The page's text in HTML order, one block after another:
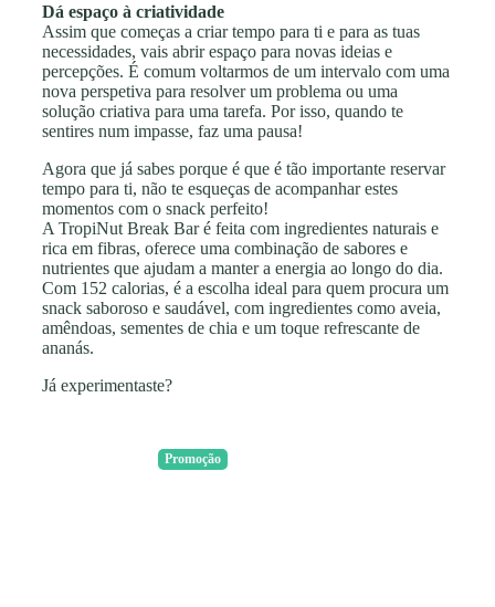
Dá espaço à criatividade
Assim que começas a criar tempo para ti e para as tuas
necessidades, vais abrir espaço para novas ideias e
percepções. É comum voltarmos de um intervalo com uma
nova perspetiva para resolver um problema ou uma
solução criativa para uma tarefa. Por isso, quando te
sentires num impasse, faz uma pausa!
Agora que já sabes porque é que é tão importante reservar
tempo para ti, não te esqueças de acompanhar estes
momentos com o snack perfeito!
A TropiNut Break Bar é feita com ingredientes naturais e
rica em fibras, oferece uma combinação de sabores e
nutrientes que ajudam a manter a energia ao longo do dia.
Com 152 calorias, é a escolha ideal para quem procura um
snack saboroso e saudável, com ingredientes como aveia,
amêndoas, sementes de chia e um toque refrescante de
ananás.
Já experimentaste?
Promoção